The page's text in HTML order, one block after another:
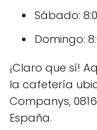
Sábado:
Domingo:
¡Claro que sí!
la cafetería
Companys,
España.